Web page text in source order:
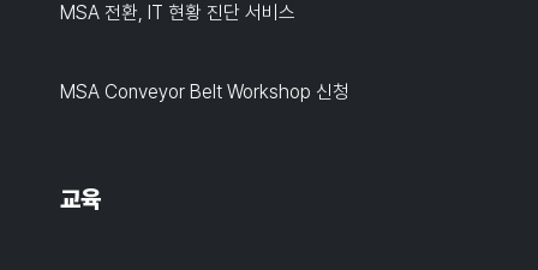
MSA 전환, IT 현황 진단 서비스
MSA Conveyor Belt Workshop 신청
교육